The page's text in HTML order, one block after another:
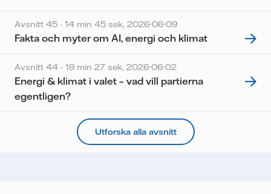
Avsnitt 45 - 14 min 45 sek, 2026-06-09
Fakta och myter om AI, energi och klimat
Avsnitt 44 - 19 min 27 sek, 2026-06-02
Energi & klimat i valet – vad vill partierna
egentligen?
Utforska alla avsnitt